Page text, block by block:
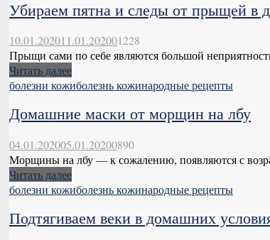
Убираем пятна и следы от прыщей в
10.01.202011.01.202001228
Прыщи сами по себе являются большой
Читать далее
болезни кожиболезнь кожинародные рецепты
Домашние маски от морщин на лбу
04.01.202005.01.20200890
Морщины на лбу — к сожалению, появляются с
Читать далее
болезни кожиболезнь кожинародные рецепты
Подтягиваем веки в домашних